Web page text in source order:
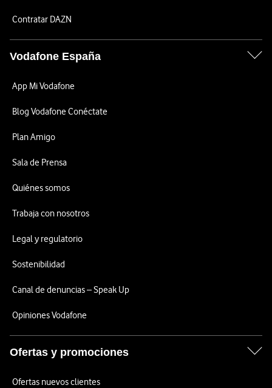
Contratar DAZN
Vodafone España
App Mi Vodafone
Blog Vodafone Conéctate
Plan Amigo
Sala de Prensa
Quiénes somos
Trabaja con nosotros
Legal y regulatorio
Sostenibilidad
Canal de denuncias – Speak Up
Opiniones Vodafone
Ofertas y promociones
Ofertas nuevos clientes